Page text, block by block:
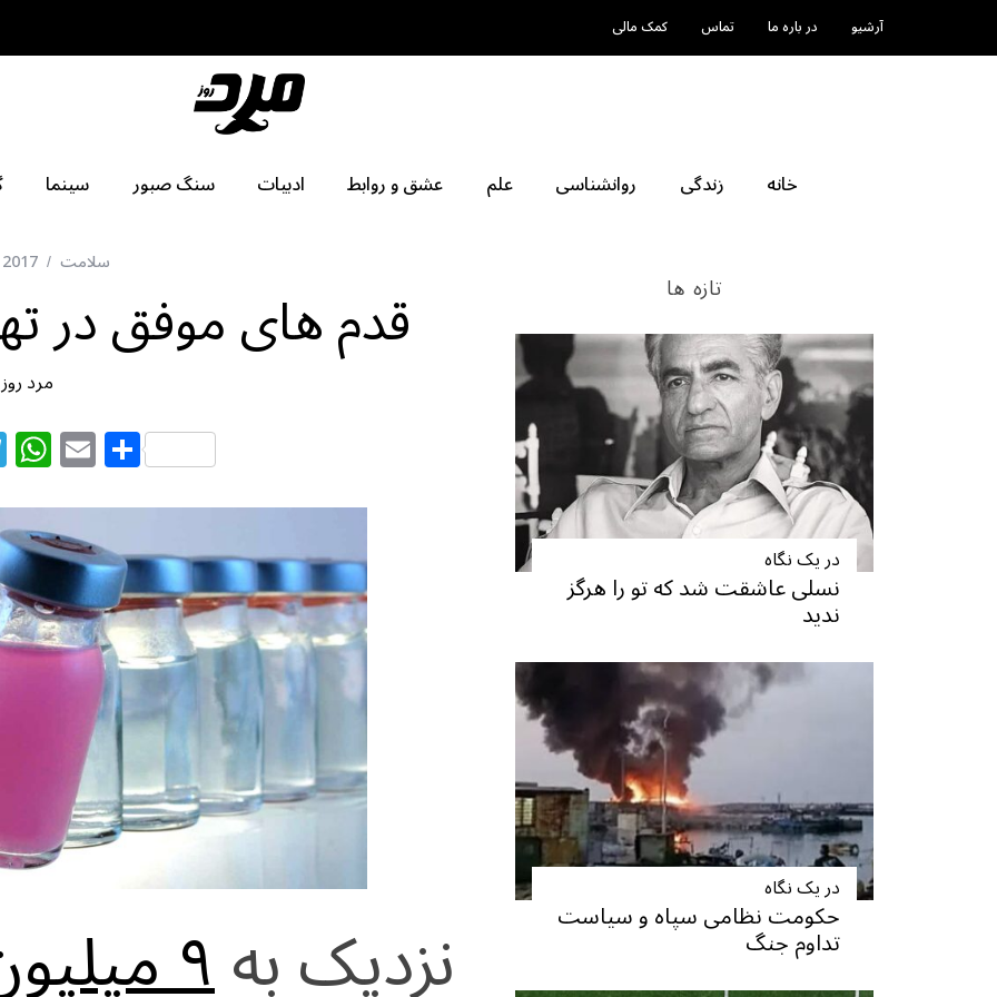
آرشیو در باره ما تماس کمک مالی
خانه زندگی روانشناسی علم عشق و روابط ادبیات سنگ صبور سینما
سلامت
قدم های موفق در
مرد روز
T
el
e
g
ra
m
W
h
at
s
A
p
p
E
m
ai
l
S
h
ar
e
نزدیک به۹ میلیون انسان
تازه ها
در یک نگاه
نسلی عاشقت شد که تو را هرگز
ندید
در یک نگاه
حکومت نظامی سپاه و سیاست
تداوم جنگ